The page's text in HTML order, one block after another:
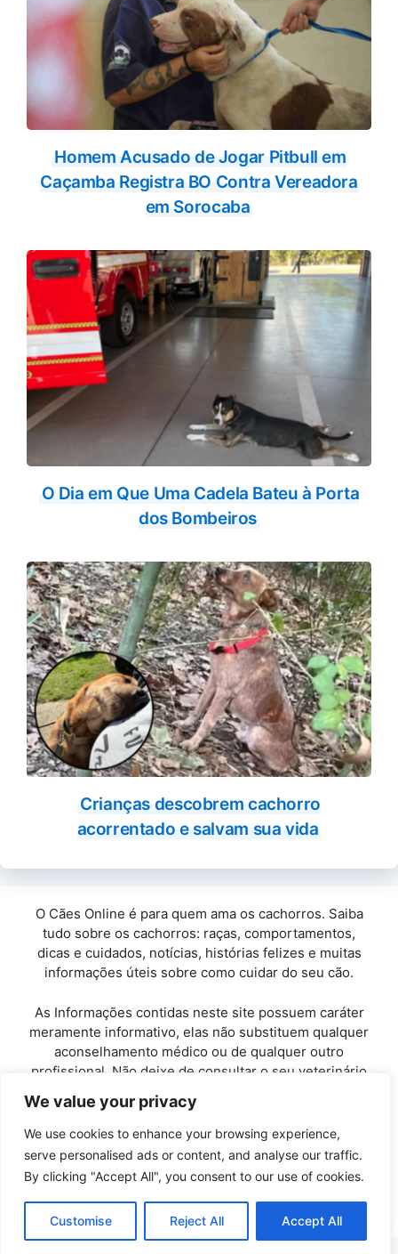
We value your privacy
We use cookies to enhance your browsing experience,
serve personalised ads or content, and analyse our traffic.
By clicking "Accept All", you consent to our use of cookies.
Customise Reject All Accept All
Homem Acusado de Jogar Pitbull em
Caçamba Registra BO Contra Vereadora
em Sorocaba
O Dia em Que Uma Cadela Bateu à Porta
dos Bombeiros
Crianças descobrem cachorro
acorrentado e salvam sua vida
O Cães Online é para quem ama os cachorros. Saiba
tudo sobre os cachorros: raças, comportamentos,
dicas e cuidados, notícias, histórias felizes e muitas
informações úteis sobre como cuidar do seu cão.
As Informações contidas neste site possuem caráter
meramente informativo, elas não substituem qualquer
aconselhamento médico ou de qualquer outro
profissional. Não deixe de consultar o seu veterinário
Copyright© 2010 / 2026 · Cães Online - Todos os
direitos reservados.
Políticas de Privacidade